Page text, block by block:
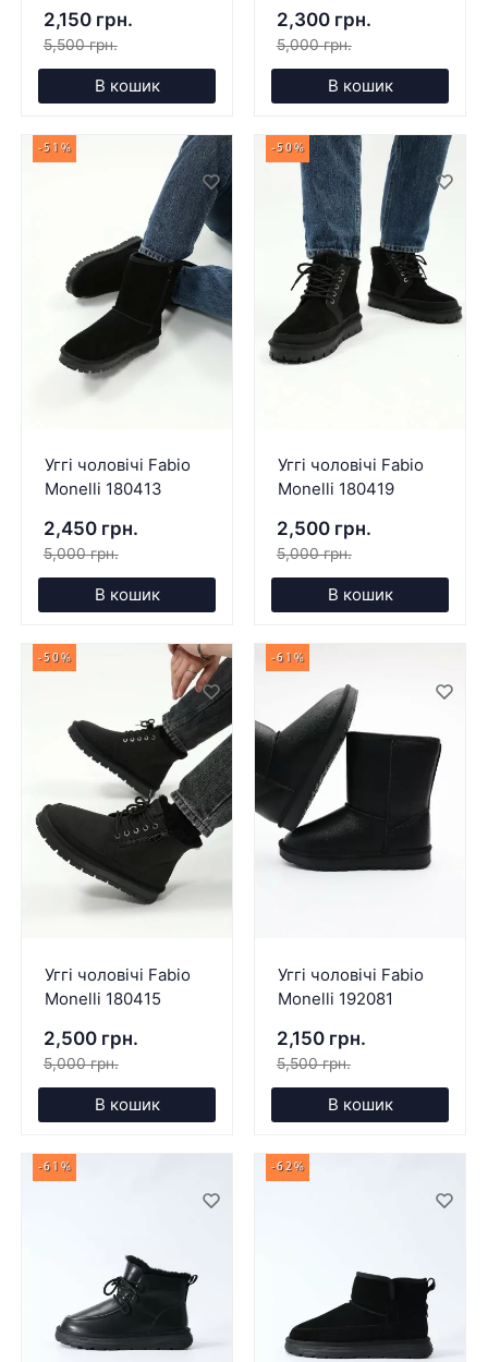
2,150 грн.
5,500 грн.
В кошик
2,300 грн.
5,000 грн.
В кошик
-51%
Уггі чоловічі Fabio
Monelli 180413
2,450 грн.
5,000 грн.
В кошик
-50%
Уггі чоловічі Fabio
Monelli 180419
2,500 грн.
5,000 грн.
В кошик
-50%
Уггі чоловічі Fabio
Monelli 180415
2,500 грн.
5,000 грн.
В кошик
-61%
Уггі чоловічі Fabio
Monelli 192081
2,150 грн.
5,500 грн.
В кошик
-61% -62%